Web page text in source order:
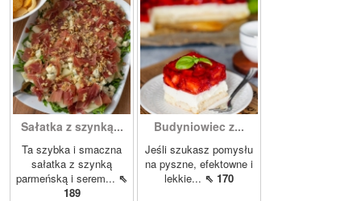
Sałatka z szynką...
Ta szybka i smaczna
sałatka z szynką
parmeńską i serem... ⇖
189
Budyniowiec z...
Jeśli szukasz pomysłu
na pyszne, efektowne i
lekkie... ⇖ 170